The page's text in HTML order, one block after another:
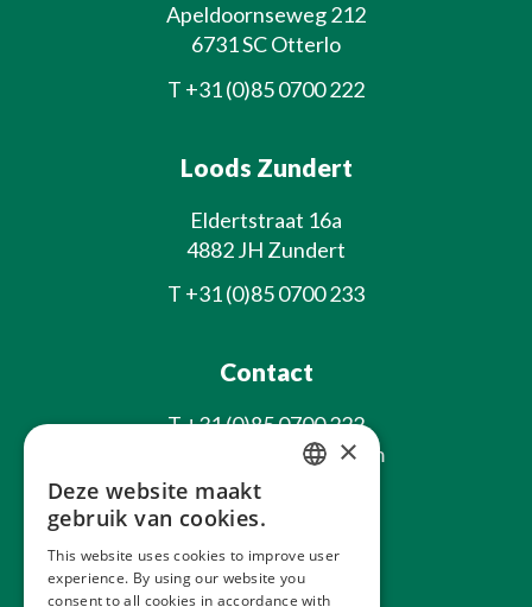
Apeldoornseweg 212
6731 SC Otterlo
T +31 (0)85 0700 222
Loods Zundert
Eldertstraat 16a
4882 JH Zundert
T +31 (0)85 0700 233
Contact
T+31 (0)85 0700 222
info@laxsjonplants.com
Blijf op de hoogte
×
Deze website maakt
gebruik van cookies.
This website uses cookies to improve user
experience. By using our website you
consent to all cookies in accordance with